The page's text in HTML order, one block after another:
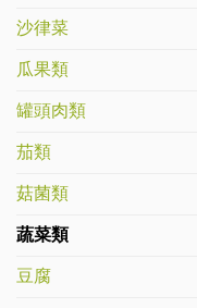
沙律菜
瓜果類
罐頭肉類
茄類
菇菌類
蔬菜類
豆腐